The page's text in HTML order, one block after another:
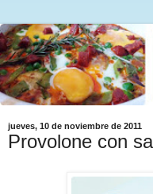
jueves, 10 de noviembre de 2011
Provolone con